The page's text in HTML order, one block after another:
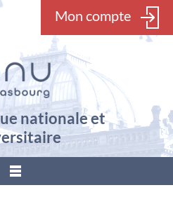
Mon compte
nationale et
???